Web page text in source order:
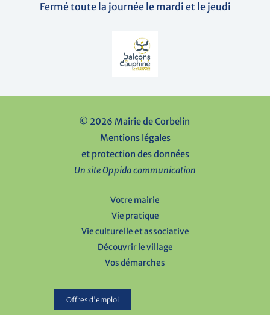
Fermé toute la journée le mardi et le jeudi
© 2026 Mairie de Corbelin
Mentions légales
et protection des données
Un site Oppida communication
Votre mairie
Vie pratique
Vie culturelle et associative
Découvrir le village
Vos démarches
Offres d'emploi